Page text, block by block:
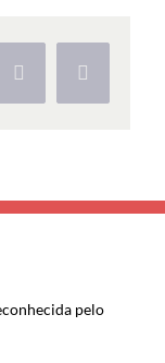
X Pinterest
pelo